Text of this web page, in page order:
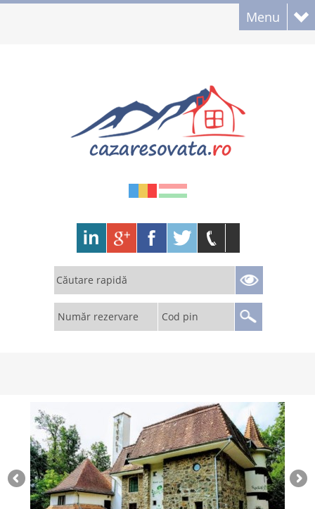
Menu
Căutare rapidă
Număr rezervare Cod pin